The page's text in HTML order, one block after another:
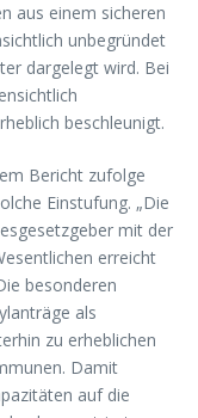
aus einem sicheren
unbegründet
dargelegt wird. Bei
beschleunigt.
Bericht zufolge
Einstufung. „Die
mit der
erreicht
besonderen
als
zu erheblichen
Damit
auf die